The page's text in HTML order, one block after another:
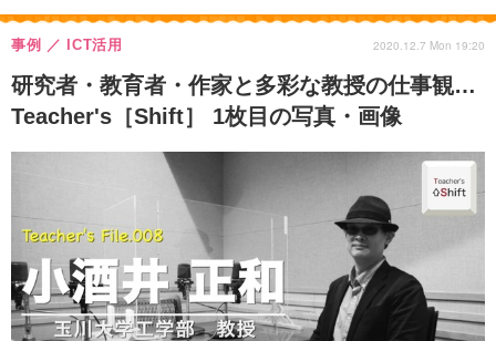
研究者・教育者・作家と多彩な教授の仕事観…
Teacher's［Shift］ 1枚目の写真・画像
事例 ICT活用 2020.12.7 Mon 19:20